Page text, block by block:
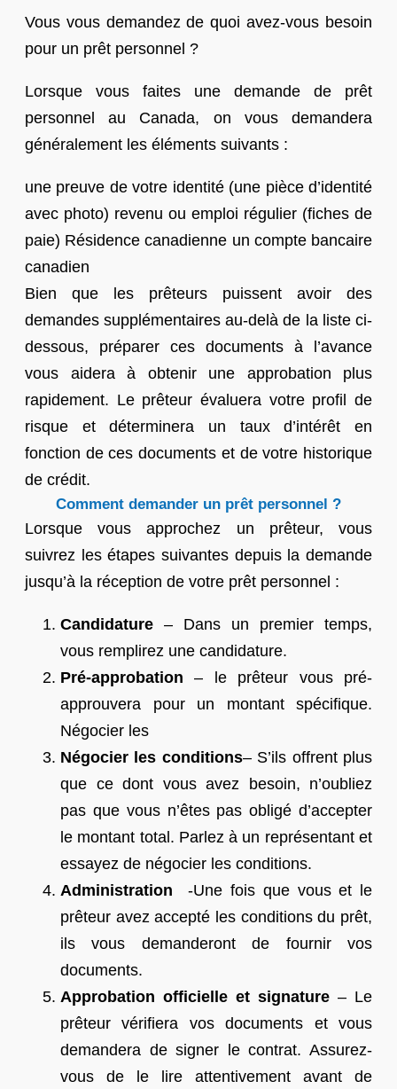
Vous vous demandez de quoi avez-vous besoin
pour un prêt personnel ?
Lorsque vous faites une demande de prêt
personnel au Canada, on vous demandera
généralement les éléments suivants :
une preuve de votre identité (une pièce d’identité
avec photo) revenu ou emploi régulier (fiches de
paie) Résidence canadienne un compte bancaire
canadien
Bien que les prêteurs puissent avoir des
demandes supplémentaires au-delà de la liste ci-
dessous, préparer ces documents à l’avance
vous aidera à obtenir une approbation plus
rapidement. Le prêteur évaluera votre profil de
risque et déterminera un taux d’intérêt en
fonction de ces documents et de votre historique
de crédit.
Comment demander un prêt personnel ?
Lorsque vous approchez un prêteur, vous
suivrez les étapes suivantes depuis la demande
jusqu’à la réception de votre prêt personnel :
Candidature – Dans un premier temps,
vous remplirez une candidature.
Pré-approbation– le prêteur vous pré-
approuvera pour un montant spécifique.
Négocier les
Négocier les conditions– S’ils offrent plus
que ce dont vous avez besoin, n’oubliez
pas que vous n’êtes pas obligé d’accepter
le montant total. Parlez à un représentant et
essayez de négocier les conditions.
Administration
-Une fois que vous et le
prêteur avez accepté les conditions du prêt,
ils vous demanderont de fournir vos
documents.
Approbation officielle et signature – Le
prêteur vérifiera vos documents et vous
demandera de signer le contrat. Assurez-
vous de le lire attentivement avant de